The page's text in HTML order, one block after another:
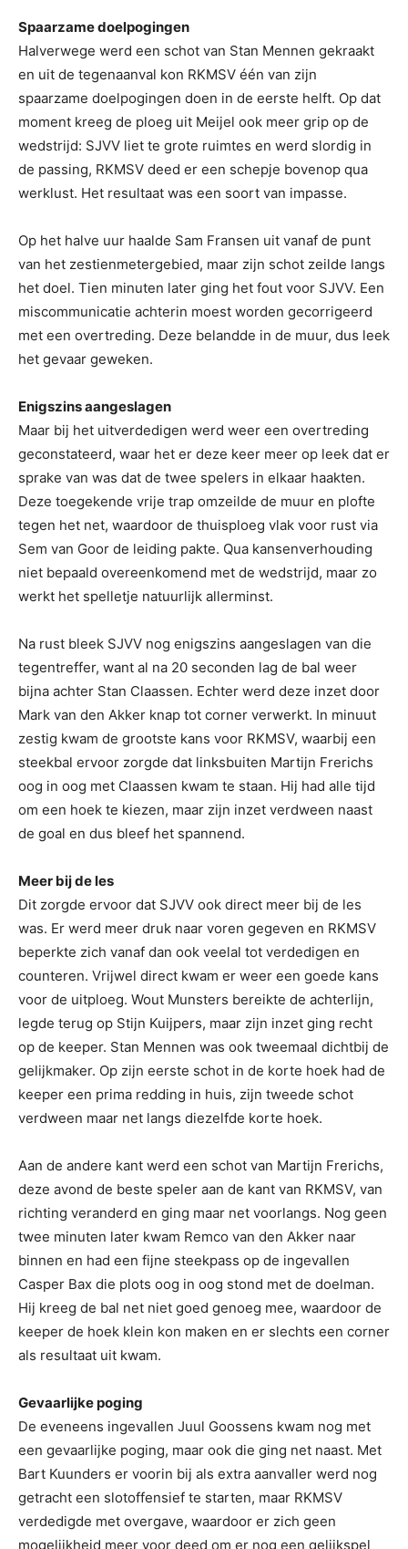
Spaarzame doelpogingen
Halverwege werd een schot van Stan Mennen gekraakt
en uit de tegenaanval kon RKMSV één van zijn
spaarzame doelpogingen doen in de eerste helft. Op dat
moment kreeg de ploeg uit Meijel ook meer grip op de
wedstrijd: SJVV liet te grote ruimtes en werd slordig in
de passing, RKMSV deed er een schepje bovenop qua
werklust. Het resultaat was een soort van impasse.
Op het halve uur haalde Sam Fransen uit vanaf de punt
van het zestienmetergebied, maar zijn schot zeilde langs
het doel. Tien minuten later ging het fout voor SJVV. Een
miscommunicatie achterin moest worden gecorrigeerd
met een overtreding. Deze belandde in de muur, dus leek
het gevaar geweken.
Enigszins aangeslagen
Maar bij het uitverdedigen werd weer een overtreding
geconstateerd, waar het er deze keer meer op leek dat er
sprake van was dat de twee spelers in elkaar haakten.
Deze toegekende vrije trap omzeilde de muur en plofte
tegen het net, waardoor de thuisploeg vlak voor rust via
Sem van Goor de leiding pakte. Qua kansenverhouding
niet bepaald overeenkomend met de wedstrijd, maar zo
werkt het spelletje natuurlijk allerminst.
Na rust bleek SJVV nog enigszins aangeslagen van die
tegentreffer, want al na 20 seconden lag de bal weer
bijna achter Stan Claassen. Echter werd deze inzet door
Mark van den Akker knap tot corner verwerkt. In minuut
zestig kwam de grootste kans voor RKMSV, waarbij een
steekbal ervoor zorgde dat linksbuiten Martijn Frerichs
oog in oog met Claassen kwam te staan. Hij had alle tijd
om een hoek te kiezen, maar zijn inzet verdween naast
de goal en dus bleef het spannend.
Meer bij de les
Dit zorgde ervoor dat SJVV ook direct meer bij de les
was. Er werd meer druk naar voren gegeven en RKMSV
beperkte zich vanaf dan ook veelal tot verdedigen en
counteren. Vrijwel direct kwam er weer een goede kans
voor de uitploeg. Wout Munsters bereikte de achterlijn,
legde terug op Stijn Kuijpers, maar zijn inzet ging recht
op de keeper. Stan Mennen was ook tweemaal dichtbij de
gelijkmaker. Op zijn eerste schot in de korte hoek had de
keeper een prima redding in huis, zijn tweede schot
verdween maar net langs diezelfde korte hoek.
Aan de andere kant werd een schot van Martijn Frerichs,
deze avond de beste speler aan de kant van RKMSV, van
richting veranderd en ging maar net voorlangs. Nog geen
twee minuten later kwam Remco van den Akker naar
binnen en had een fijne steekpass op de ingevallen
Casper Bax die plots oog in oog stond met de doelman.
Hij kreeg de bal net niet goed genoeg mee, waardoor de
keeper de hoek klein kon maken en er slechts een corner
als resultaat uit kwam.
Gevaarlijke poging
De eveneens ingevallen Juul Goossens kwam nog met
een gevaarlijke poging, maar ook die ging net naast. Met
Bart Kuunders er voorin bij als extra aanvaller werd nog
getracht een slotoffensief te starten, maar RKMSV
verdedigde met overgave, waardoor er zich geen
mogelijkheid meer voor deed om er nog een gelijkspel